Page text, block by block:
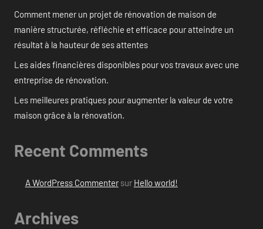
Comment mener un projet de rénovation de maison de
manière structurée, réfléchie et efficace pour atteindre un
résultat à la hauteur de ses attentes
Les aides financières disponibles pour vos travaux avec une
entreprise de rénovation.
Les meilleures pratiques pour augmenter la valeur de votre
maison grâce à la rénovation.
Recent Comments
A WordPress Commentersur Hello world!
Archives